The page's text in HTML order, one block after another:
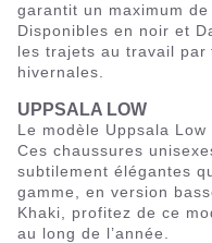
garantit un maximum
Disponibles en noir et
les trajets au travail par
hivernales.
UPPSALA LOW
Le modèle Uppsala
Ces chaussures
subtilement élégantes
gamme, en version
Khaki, profitez de ce
au long de l’année.